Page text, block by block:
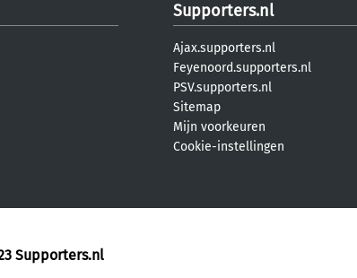
Supporters.nl
Ajax.supporters.nl
Feyenoord.supporters.nl
PSV.supporters.nl
Sitemap
Mijn voorkeuren
Cookie-instellingen
Supporters.nl